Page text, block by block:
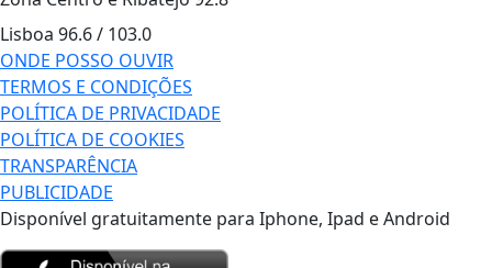
Lisboa 96.6 / 103.0
ONDE POSSO OUVIR
TERMOS E CONDIÇÕES
POLÍTICA DE PRIVACIDADE
POLÍTICA DE COOKIES
TRANSPARÊNCIA
PUBLICIDADE
Disponível gratuitamente para Iphone, Ipad e Android